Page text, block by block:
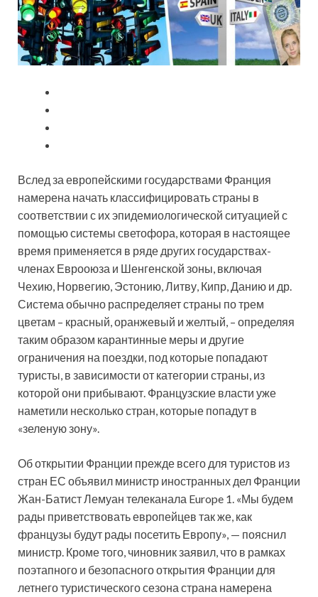
Вслед за европейскими государствами Франция
намерена начать классифицировать страны в
соответствии с их эпидемиологической ситуацией с
помощью системы светофора, которая в настоящее
время применяется в ряде других государствах-
членах Еврооюза и Шенгенской зоны, включая
Чехию, Норвегию, Эстонию, Литву, Кипр, Данию и др.
Система обычно распределяет страны по трем
цветам – красный, оранжевый и желтый, – определяя
таким образом карантинные меры и другие
ограничения на поездки, под которые попадают
туристы, в зависимости от категории страны, из
которой они прибывают. Французские власти уже
наметили несколько стран, которые попадут в
«зеленую зону».
Об открытии Франции прежде всего для туристов из
стран ЕС объявил министр иностранных дел Франции
Жан-Батист Лемуан телеканала Europe 1. «Мы будем
рады приветствовать европейцев так же, как
французы будут рады посетить Европу», — пояснил
министр. Кроме того, чиновник заявил, что в рамках
поэтапного и безопасного открытия Франции для
летнего туристического сезона страна намерена